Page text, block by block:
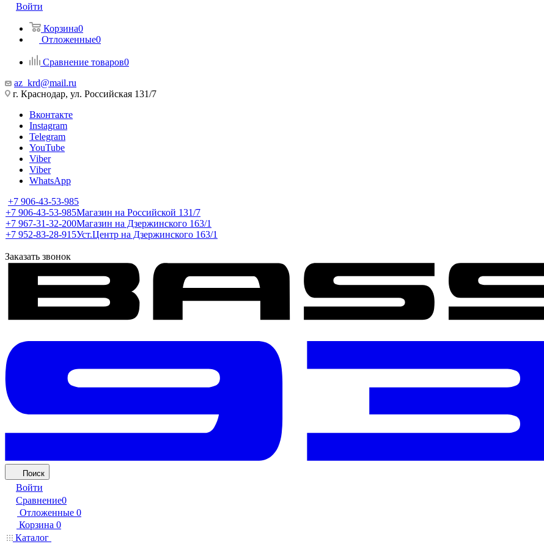
Войти
Корзина0
Отложенные0
Сравнение товаров0
az_krd@mail.ru
г. Краснодар, ул. Российская 131/7
Вконтакте
Instagram
Telegram
YouTube
Viber
Viber
WhatsApp
+7 906-43-53-985
+7 906-43-53-985Магазин на Российской 131/7
+7 967-31-32-200Магазин на Дзержинского 163/1
+7 952-83-28-915Уст.Центр на Дзержинского 163/1
Заказать звонок
Поиск
Войти
Сравнение0
Отложенные 0
Корзина 0
Каталог